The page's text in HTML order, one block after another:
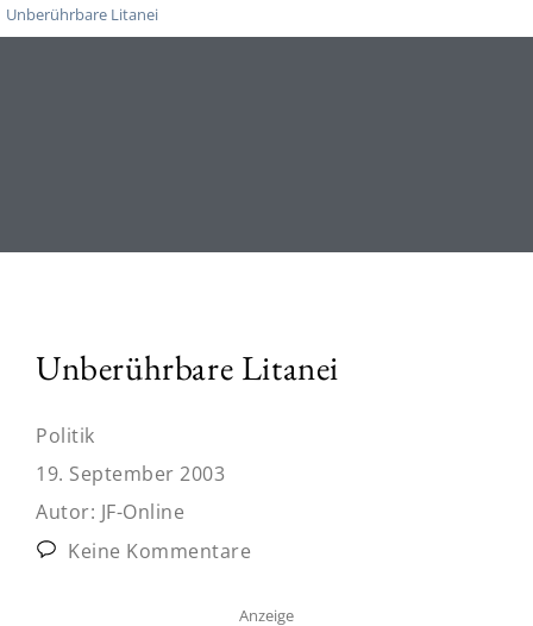
Unberührbare Litanei
Unberührbare Litanei
Politik
19. September 2003
Autor: JF-Online
Keine Kommentare
Anzeige